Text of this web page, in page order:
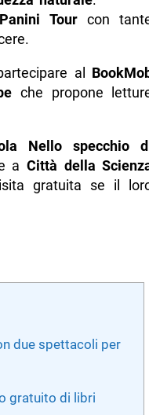
Panini Tourcon
al
che propone
Nello specchio
aCittà della
gratuita se il
due spettacoli per
gratuito di libri